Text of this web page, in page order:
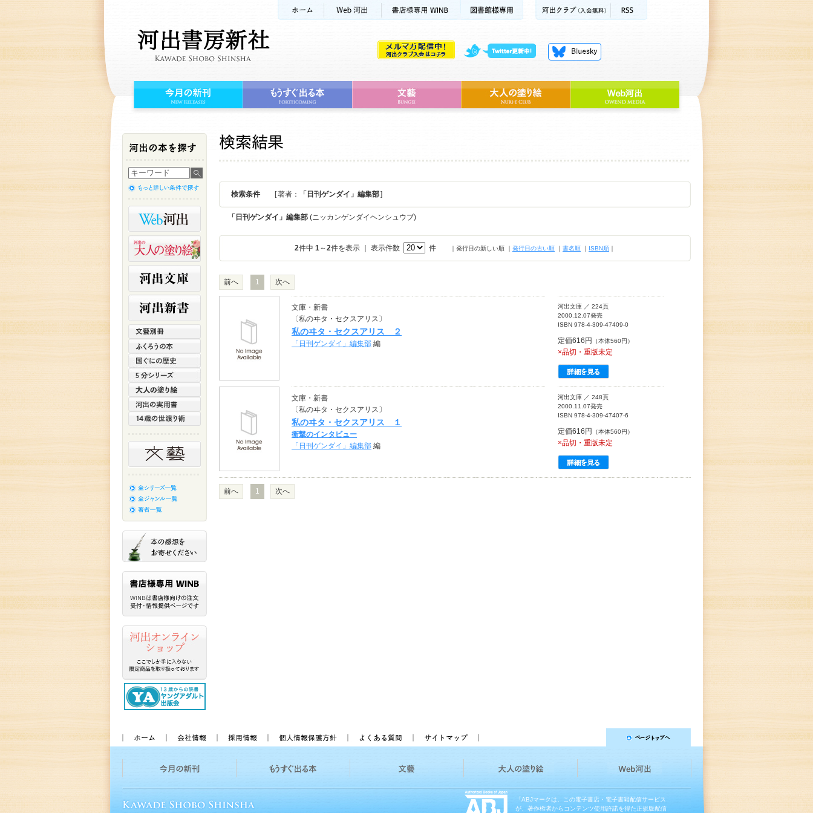
検索条件 [ 著者： 「日刊ゲンダイ」編集部]
「日刊ゲンダイ」編集部 (ニッカンゲンダイヘンシュウブ)
2件中 1～2件を表示 ｜ 表示件数 件 ｜発行日の新しい順 ｜ 発行日の古い順 ｜ 書名順 ｜ ISBN順 ｜
前へ 1 次へ
文庫・新書
〔私のヰタ・セクスアリス〕
私のヰタ・セクスアリス ２
「日刊ゲンダイ」編集部 編
河出文庫 ／ 224頁
2000.12.07発売
ISBN 978-4-309-47409-0
定価616円 （本体560円）
×品切・重版未定
文庫・新書
〔私のヰタ・セクスアリス〕
私のヰタ・セクスアリス １
衝撃のインタビュー
「日刊ゲンダイ」編集部 編
河出文庫 ／ 248頁
2000.11.07発売
ISBN 978-4-309-47407-6
定価616円 （本体560円）
×品切・重版未定
前へ 1 次へ
「ABJマークは、この電子書店・電子書籍配信サービス
が、著作権者からコンテンツ使用許諾を得た正規版配信